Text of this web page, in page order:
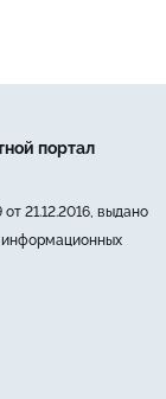
портал
21.12.2016, выдано